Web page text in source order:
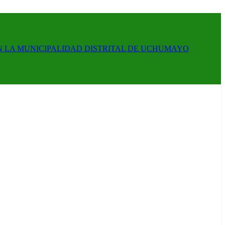
LA MUNICIPALIDAD DISTRITAL DE UCHUMAYO